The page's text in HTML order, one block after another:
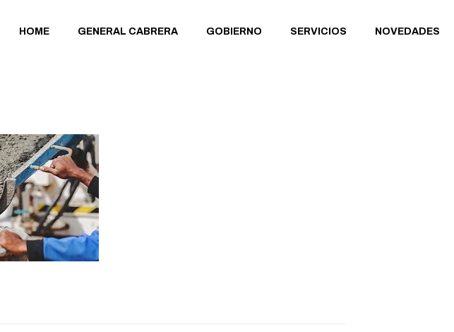
HOME GENERAL CABRERA GOBIERNO SERVICIOS NOVEDADES